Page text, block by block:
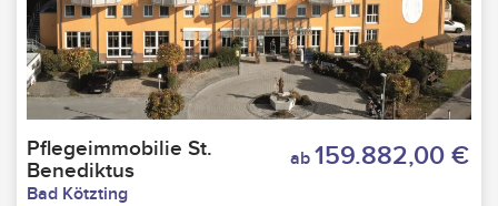
ab 159.882,00 €
Pflegeimmobilie St.
Benediktus
Bad Kötzting